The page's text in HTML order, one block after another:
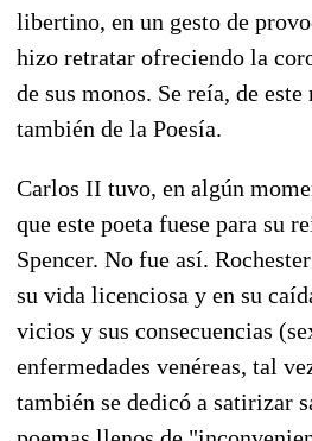
libertino, en un gesto de
hizo retratar ofreciendo la
de sus monos. Se reía, de
también de la Poesía.
Carlos II tuvo, en algún
que este poeta fuese para su
Spencer. No fue así.
su vida licenciosa y en su
vicios y sus consecuencias
enfermedades venéreas, tal
también se dedicó a satirizar